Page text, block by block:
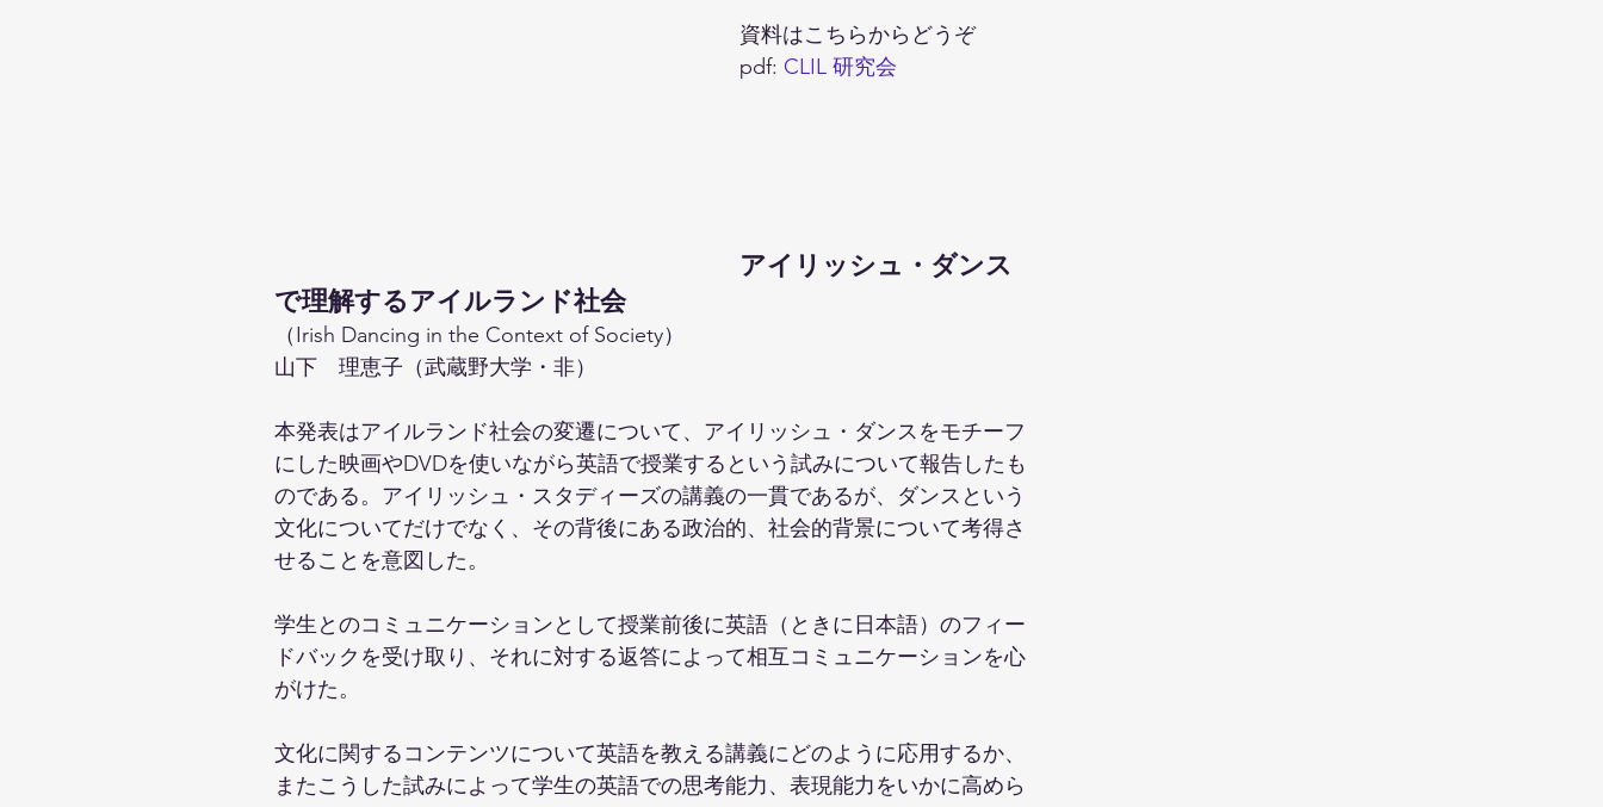
資料はこちらからどうぞ
pdf: CLIL 研究会
アイリッシュ・ダンス
で理解するアイルランド社会
（Irish Dancing in the Context of Society）
山下　理恵子（武蔵野大学・非）
本発表はアイルランド社会の変遷について、アイリッシュ・ダンスをモチーフ
にした映画やDVDを使いながら英語で授業するという試みについて報告したも
のである。アイリッシュ・スタディーズの講義の一貫であるが、ダンスという
文化についてだけでなく、その背後にある政治的、社会的背景について考得さ
せることを意図した。
学生とのコミュニケーションとして授業前後に英語（ときに日本語）のフィー
ドバックを受け取り、それに対する返答によって相互コミュニケーションを心
がけた。
文化に関するコンテンツについて英語を教える講義にどのように応用するか、
またこうした試みによって学生の英語での思考能力、表現能力をいかに高めら